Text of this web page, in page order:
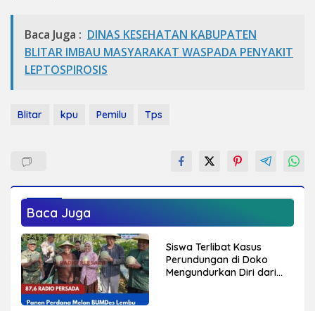
Baca Juga : DINAS KESEHATAN KABUPATEN
BLITAR IMBAU MASYARAKAT WASPADA PENYAKIT
LEPTOSPIROSIS
Blitar kpu Pemilu Tps
Baca Juga
Siswa Terlibat Kasus
Perundungan di Doko
Mengundurkan Diri dari